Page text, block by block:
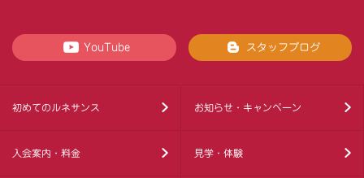
YouTube スタッフブログ
初めてのルネサンス お知らせ・キャンペーン
入会案内・料金 見学・体験